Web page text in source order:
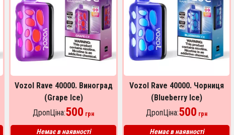
Vozol Rave 40000. Виноград
(Grape Ice)
ДропЦіна:500 грн
Немає в наявності
Vozol Rave 40000. Чорниця
(Blueberry Ice)
ДропЦіна:500 грн
Немає в наявності